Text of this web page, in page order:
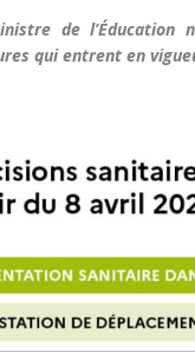
de
qui entrent en